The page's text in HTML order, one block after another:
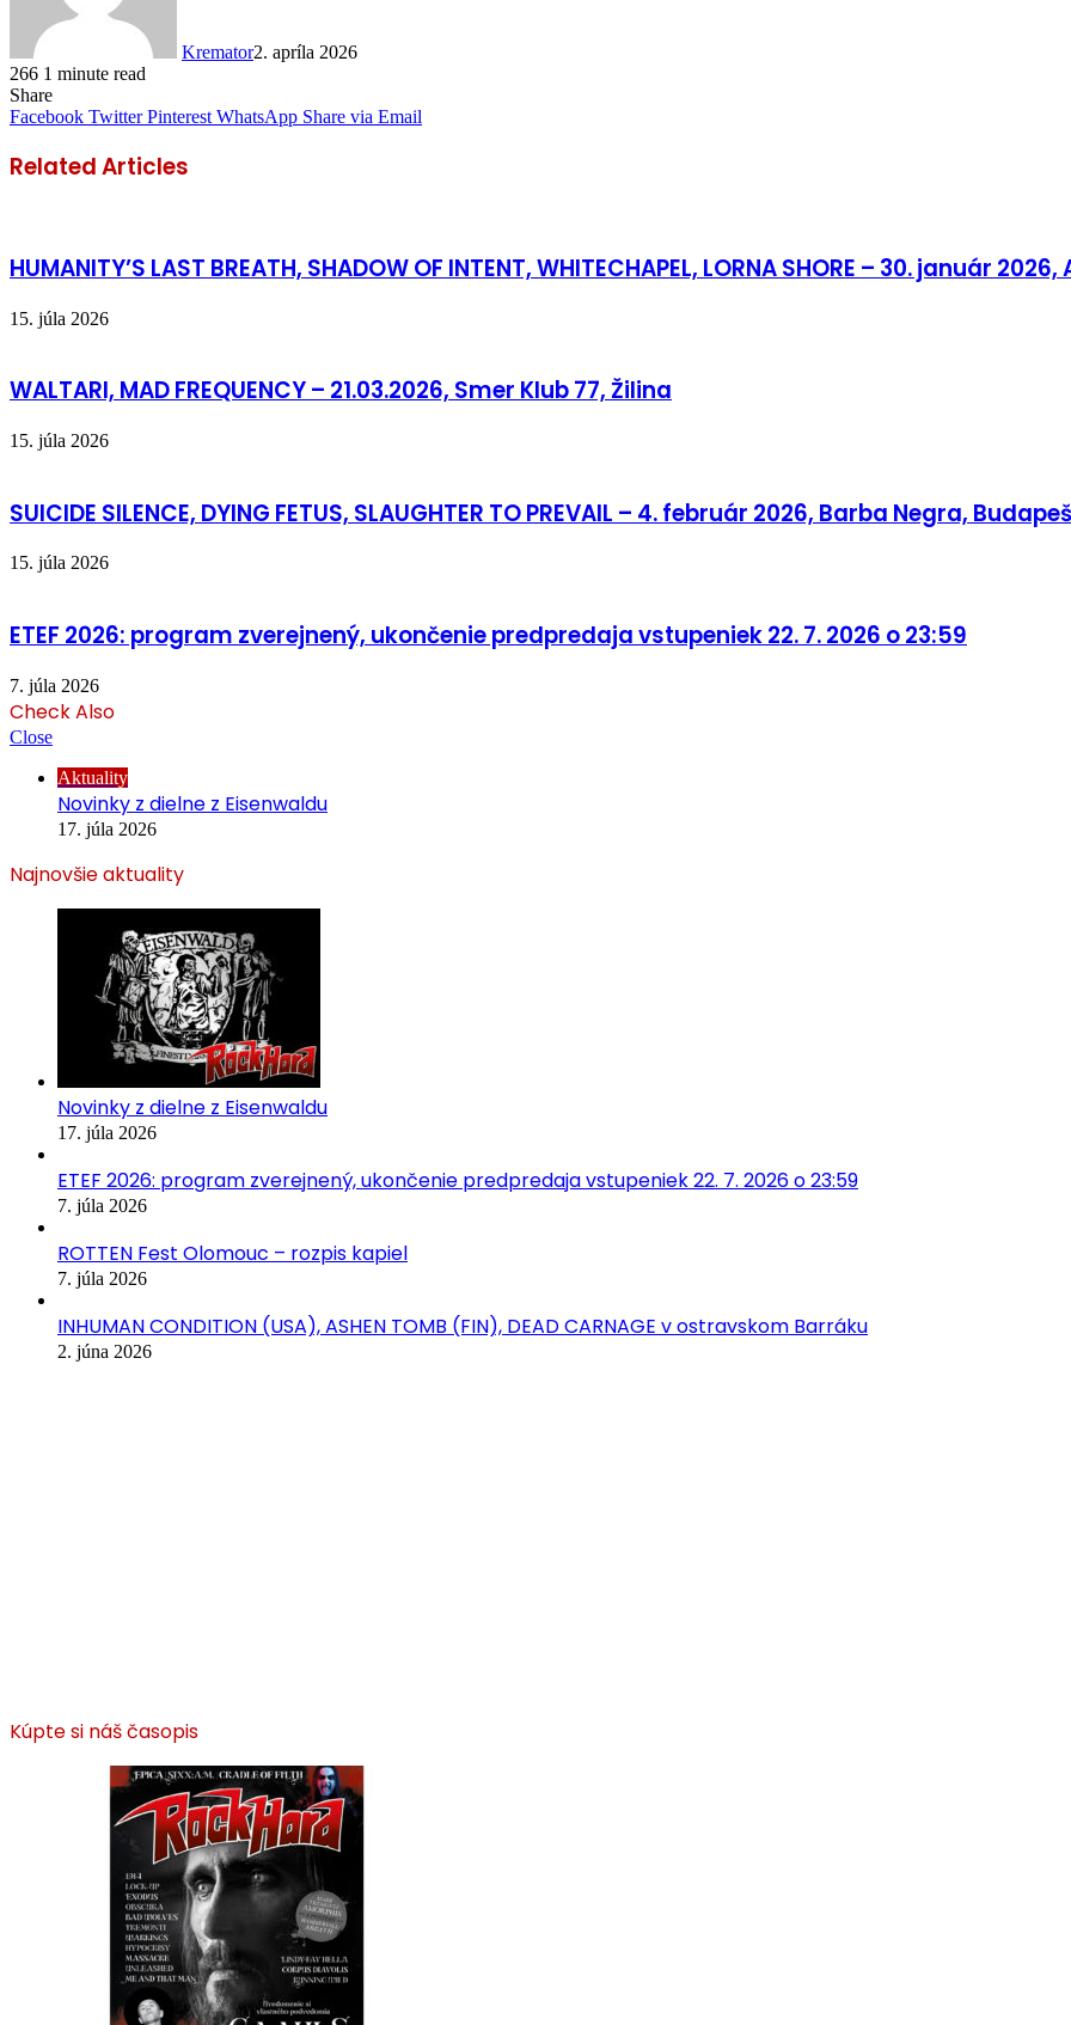
Kremator2. apríla 2026
266 1 minute read
Share
Facebook Twitter Pinterest WhatsApp Share via Email
Related Articles
HUMANITY’S LAST BREATH, SHADOW OF INTENT, WHITECHAPEL, LORNA SHORE – 30. január
15. júla 2026
WALTARI, MAD FREQUENCY – 21.03.2026, Smer Klub 77, Žilina
15. júla 2026
SUICIDE SILENCE, DYING FETUS, SLAUGHTER TO PREVAIL – 4. február 2026, Barba Negra,
15. júla 2026
ETEF 2026: program zverejnený, ukončenie predpredaja vstupeniek 22. 7. 2026 o 23:59
7. júla 2026
Check Also
Close
Aktuality
Novinky z dielne z Eisenwaldu
17. júla 2026
Najnovšie aktuality
Novinky z dielne z Eisenwaldu
17. júla 2026
ETEF 2026: program zverejnený, ukončenie predpredaja vstupeniek 22. 7. 2026 o 23:59
7. júla 2026
ROTTEN Fest Olomouc – rozpis kapiel
7. júla 2026
INHUMAN CONDITION (USA), ASHEN TOMB (FIN), DEAD CARNAGE v ostravskom Barráku
2. júna 2026
Kúpte si náš časopis